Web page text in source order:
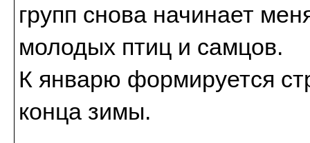
групп снова начинает
молодых птиц и самцов.
К январю формируется
конца зимы.